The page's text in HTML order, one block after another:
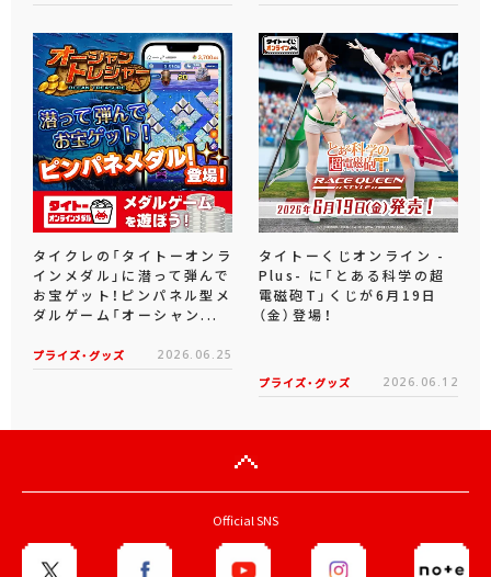
タイクレの「タイトーオンラ
インメダル」に潜って弾んで
お宝ゲット！ピンパネル型メ
ダルゲーム「オーシャン...
プライズ・グッズ 2026.06.25
タイトーくじオンライン -
Plus- に「とある科学の超
電磁砲T」くじが6月19日
（金）登場！
プライズ・グッズ 2026.06.12
Official SNS